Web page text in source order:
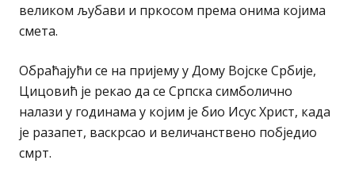
великом љубави и пркосом према онима којима
смета.
Обраћајући се на пријему у Дому Војске Србије,
Цицовић је рекао да се Српска симболично
налази у годинама у којим је био Исус Христ, када
је разапет, васкрсао и величанствено побједио
смрт.